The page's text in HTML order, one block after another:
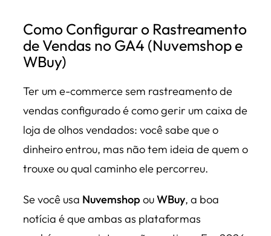
Como Configurar o Rastreamento
de Vendas no GA4 (Nuvemshop e
WBuy)
Ter um e-commerce sem rastreamento de
vendas configurado é como gerir um caixa de
loja de olhos vendados: você sabe que o
dinheiro entrou, mas não tem ideia de quem o
trouxe ou qual caminho ele percorreu.
Se você usa Nuvemshop ouWBuy, a boa
notícia é que ambas as plataformas